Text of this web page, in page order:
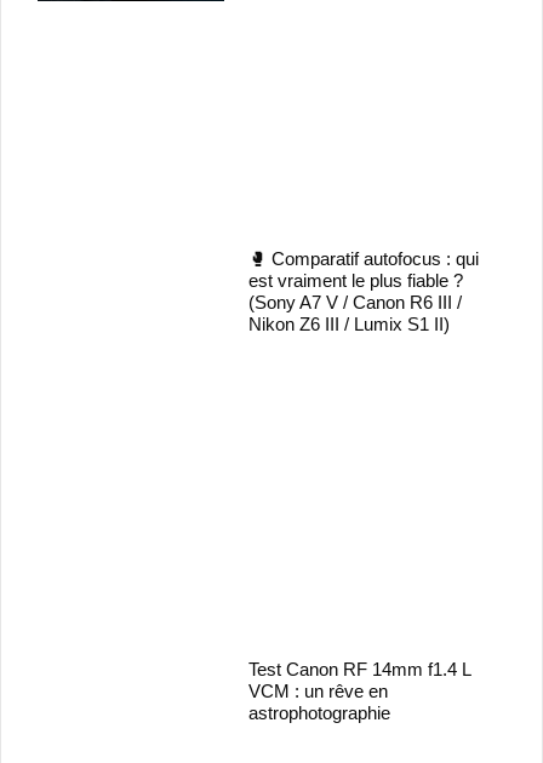
🥊 Comparatif autofocus : qui
est vraiment le plus fiable ?
(Sony A7 V / Canon R6 III /
Nikon Z6 III / Lumix S1 II)
Test Canon RF 14mm f1.4 L
VCM : un rêve en
astrophotographie